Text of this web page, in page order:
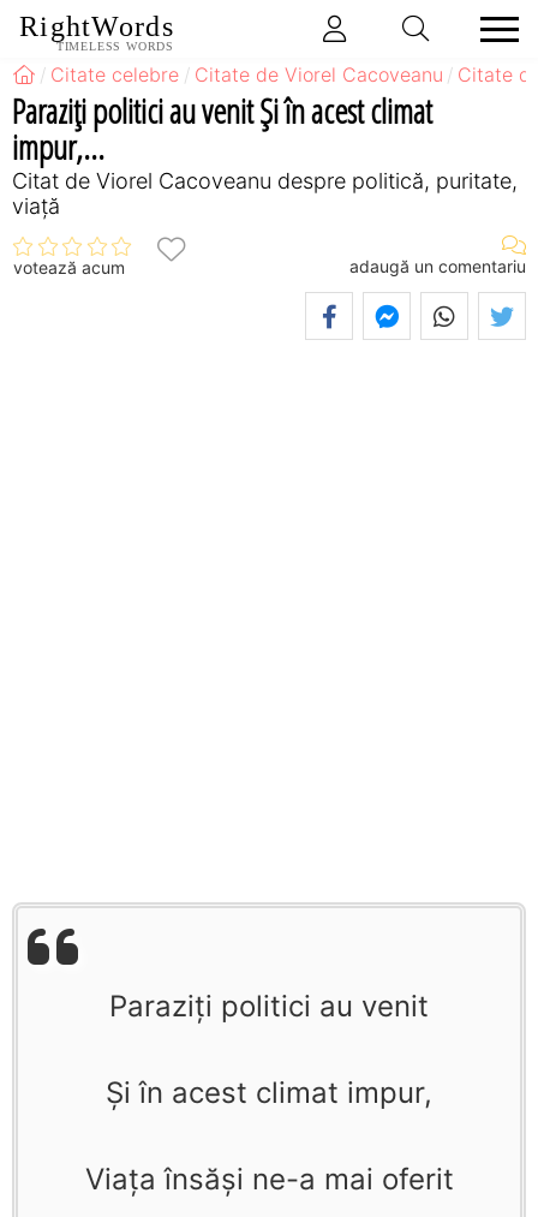
RightWords
TIMELESS WORDS
Citate celebre Citate de Viorel Cacoveanu Citate
Paraziţi politici au venit Şi în acest climat
impur,...
Citat de Viorel Cacoveanu despre politică, puritate,
viață
votează acum adaugă un comentariu
Paraziţi politici au venit
Şi în acest climat impur,
Viaţa însăşi ne-a mai oferit